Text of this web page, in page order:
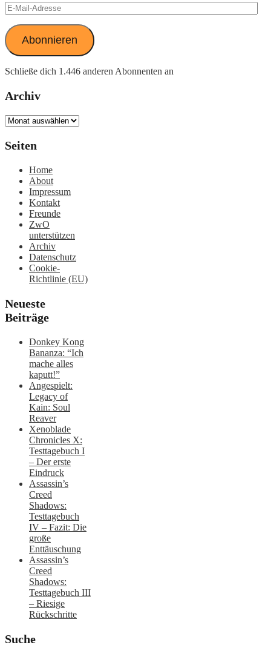
E-
Mail-
Adresse
Abonnieren
Schließe dich 1.446 anderen Abonnenten an
Archiv
Archiv
Seiten
Home
About
Impressum
Kontakt
Freunde
ZwO
unterstützen
Archiv
Datenschutz
Cookie-
Richtlinie (EU)
Neueste
Beiträge
Donkey Kong
Bananza: “Ich
mache alles
kaputt!”
Angespielt:
Legacy of
Kain: Soul
Reaver
Xenoblade
Chronicles X:
Testtagebuch I
– Der erste
Eindruck
Assassin’s
Creed
Shadows:
Testtagebuch
IV – Fazit: Die
große
Enttäuschung
Assassin’s
Creed
Shadows:
Testtagebuch III
– Riesige
Rückschritte
Suche